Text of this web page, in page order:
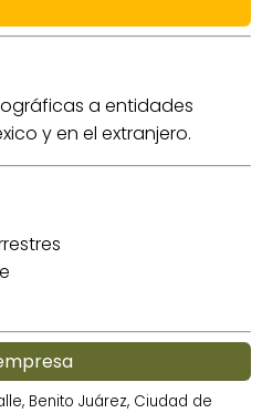
a entidades
y en el extranjero.
Benito Juárez, Ciudad de